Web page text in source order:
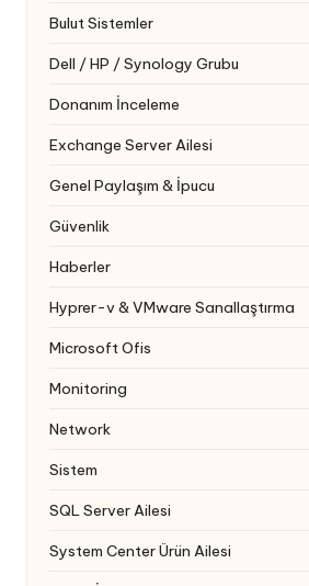
Bulut Sistemler
Dell / HP / Synology Grubu
Donanım İnceleme
Exchange Server Ailesi
Genel Paylaşım & İpucu
Güvenlik
Haberler
Hyprer-v & VMware Sanallaştırma
Microsoft Ofis
Monitoring
Network
Sistem
SQL Server Ailesi
System Center Ürün Ailesi